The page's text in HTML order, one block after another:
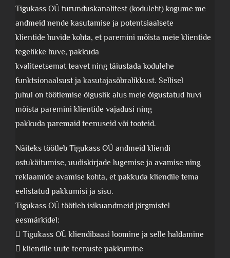
Tigukass OÜ turunduskanalitest (koduleht) kogume me
andmeid nende kasutamise ja potentsiaalsete
klientide huvide kohta, et paremini mõista meie klientide
tegelikke huve, pakkuda
kvaliteetsemat teavet ning täiustada kodulehe
funktsionaalsust ja kasutajasõbralikkust. Sellisel
juhul on töötlemise õiguslik alus meie õigustatud huvi
mõista paremini klientide vajadusi ning
pakkuda paremaid teenuseid või tooteid.
Näiteks töötleb Tigukass OÜ andmeid kliendi
ostukäitumise, uudiskirjade lugemise ja avamise ning
reklaamide avamise kohta, et pakkuda kliendile tema
eelistatud pakkumisi ja sisu.
Tigukass OÜ töötleb isikuandmeid järgmistel
eesmärkidel:
 Tigukass OÜ kliendibaasi loomine ja selle haldamine
 kliendile uute teenuste pakkumine